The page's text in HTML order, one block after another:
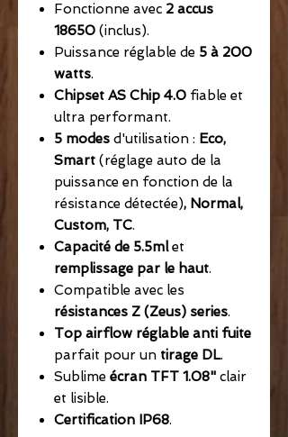
Fonctionne avec 2 accus
18650 (inclus).
Puissance réglable de 5 à 200
watts.
Chipset AS Chip 4.0 fiable et
ultra performant.
5 modes d'utilisation : Eco,
Smart (réglage auto de la
puissance en fonction de la
résistance détectée), Normal,
Custom, TC.
Capacité de 5.5mlet
remplissage par le haut.
Compatible avec les
résistances Z (Zeus) series.
Top airflow réglable anti fuite
parfait pour un tirage DL.
Sublime écran TFT 1.08" clair
et lisible.
Certification IP68.